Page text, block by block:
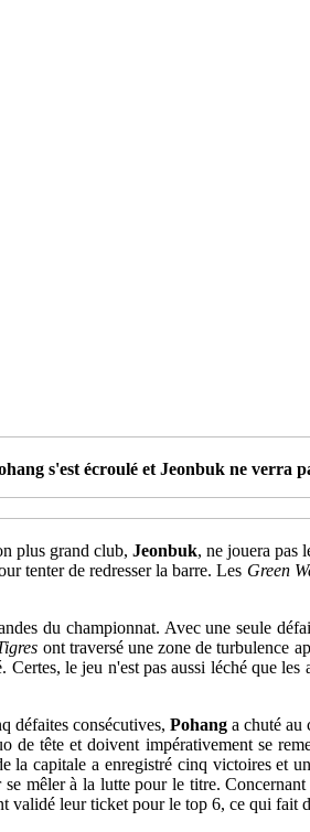
s'est écroulé et Jeonbuk ne verra
plus grand club, Jeonbuk, ne jouera pas
tenter de redresser la barre. Les Green
du championnat. Avec une seule
ont traversé une zone de turbulence
le jeu n'est pas aussi léché que les
défaites consécutives, Pohang a chuté au
de tête et doivent impérativement se
la capitale a enregistré cinq victoires et
mêler à la lutte pour le titre. Concernant
validé leur ticket pour le top 6, ce qui fait